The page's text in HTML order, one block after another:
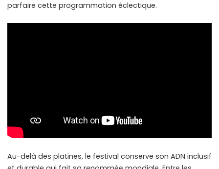
parfaire cette programmation éclectique.
Au-delà des platines, le festival conserve son ADN inclusif